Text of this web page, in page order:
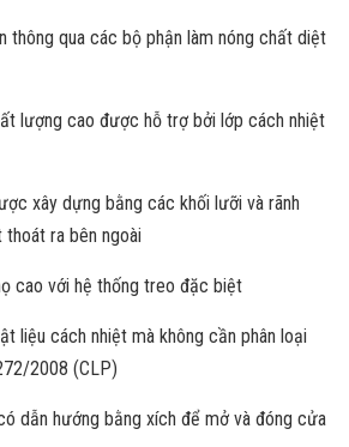
thông qua các bộ phận làm nóng chất diệt
lượng cao được hỗ trợ bởi lớp cách nhiệt
xây dựng bằng các khối lưỡi và rãnh
ra bên ngoài
cao với hệ thống treo đặc biệt
liệu cách nhiệt mà không cần phân loại
2008 (CLP)
dẫn hướng bằng xích để mở và đóng cửa